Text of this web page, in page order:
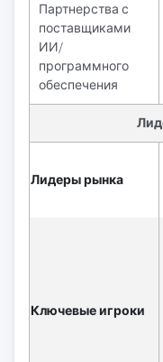
Партнерства с
поставщиками
ИИ/
программного
обеспечения
Лидеры рынка
Ключевые игроки